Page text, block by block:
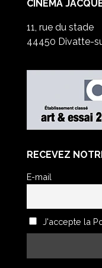
CINÉMA
11, rue du stade
44450 Divatte-
RECEVEZ
E-mail
J'accepte la